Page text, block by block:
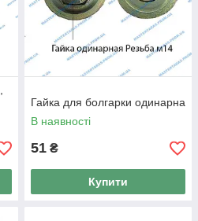
Гайка для болгарки одинарна
В наявності
51 ₴
Купити